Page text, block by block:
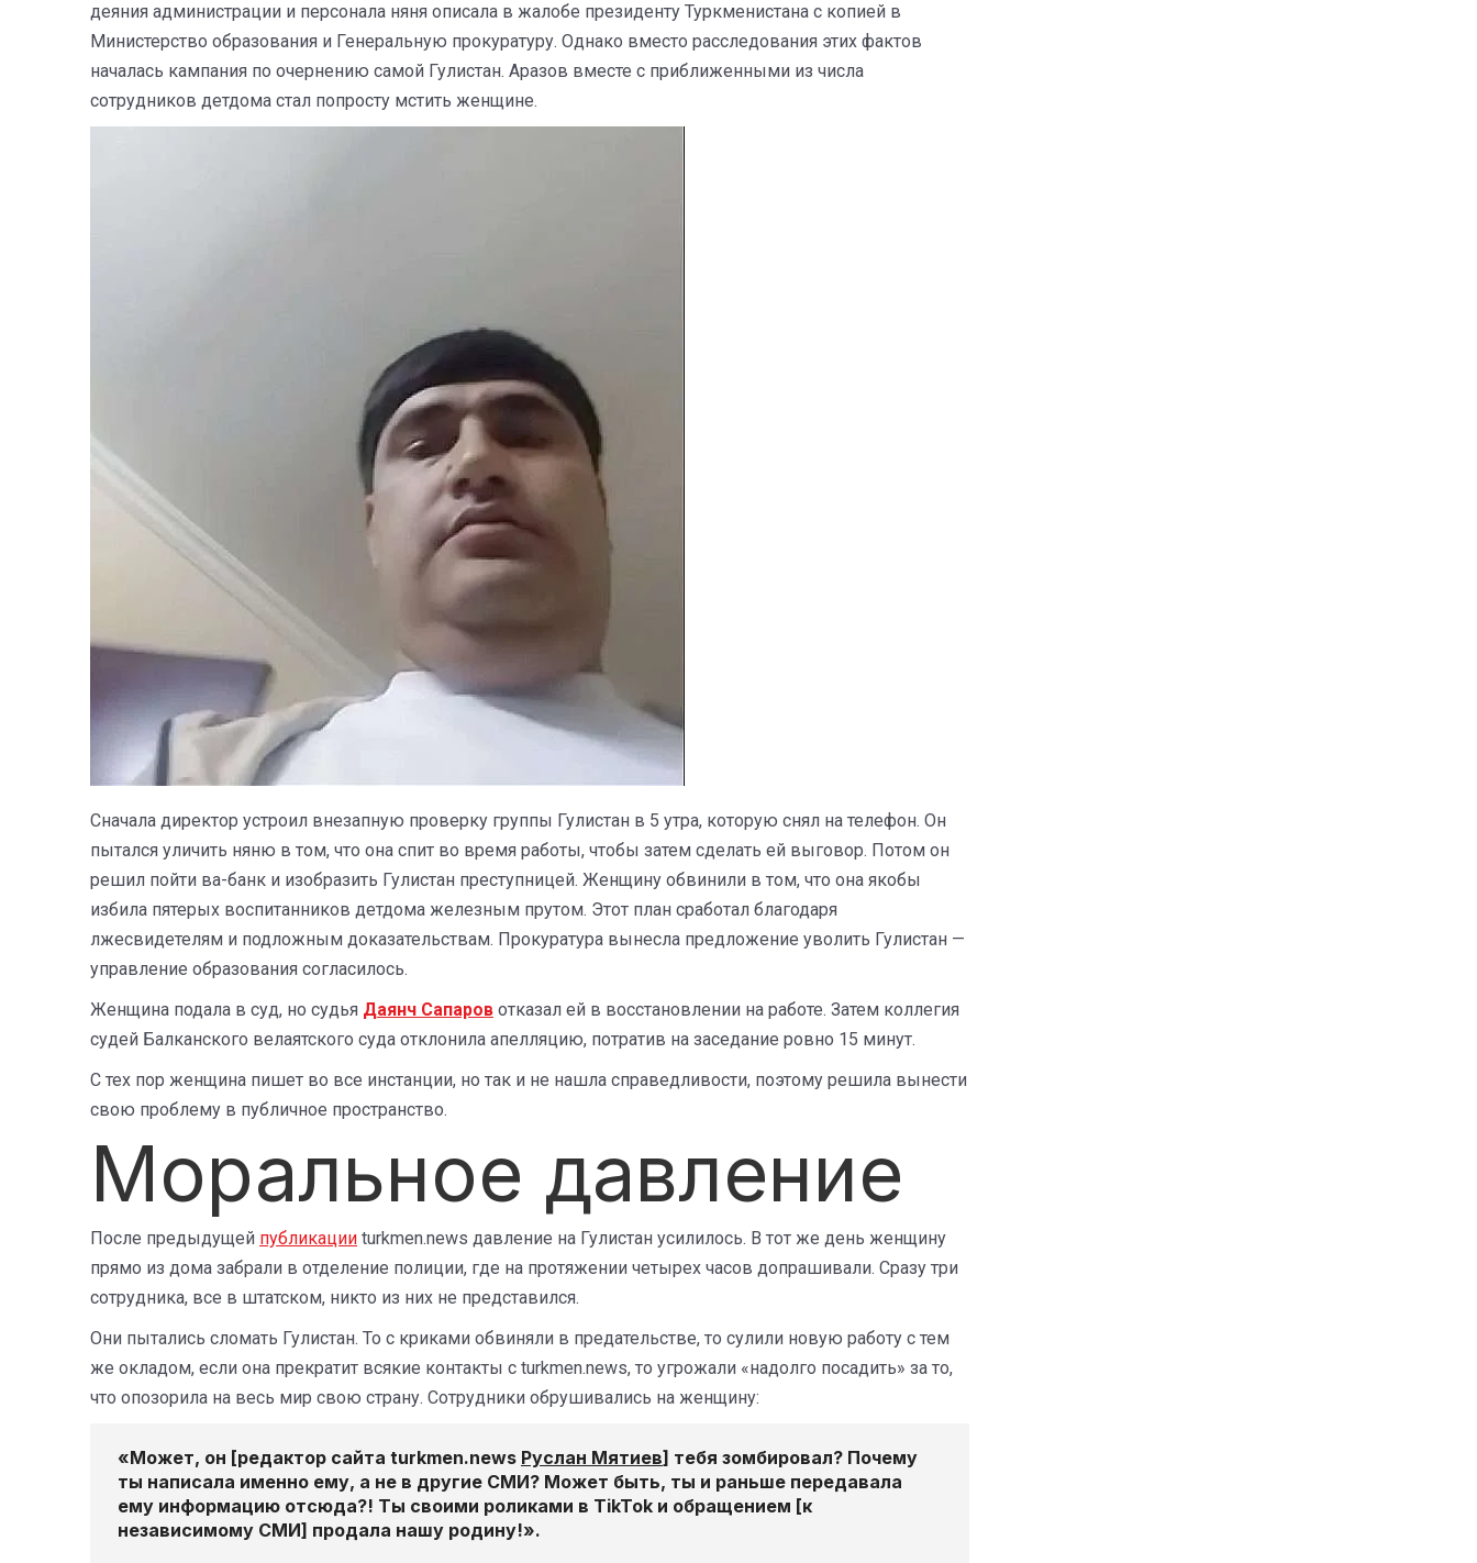
деяния администрации и персонала няня описала в жалобе президенту Туркменистана с копией в
Министерство образования и Генеральную прокуратуру. Однако вместо расследования этих фактов
началась кампания по очернению самой Гулистан. Аразов вместе с приближенными из числа
сотрудников детдома стал попросту мстить женщине.
Сначала директор устроил внезапную проверку группы Гулистан в 5 утра, которую снял на телефон. Он
пытался уличить няню в том, что она спит во время работы, чтобы затем сделать ей выговор. Потом он
решил пойти ва-банк и изобразить Гулистан преступницей. Женщину обвинили в том, что она якобы
избила пятерых воспитанников детдома железным прутом. Этот план сработал благодаря
лжесвидетелям и подложным доказательствам. Прокуратура вынесла предложение уволить Гулистан —
управление образования согласилось.
Женщина подала в суд, но судья Даянч Сапаров отказал ей в восстановлении на работе. Затем коллегия
судей Балканского велаятского суда отклонила апелляцию, потратив на заседание ровно 15 минут.
С тех пор женщина пишет во все инстанции, но так и не нашла справедливости, поэтому решила вынести
свою проблему в публичное пространство.
Моральное давление
После предыдущей публикации turkmen.news давление на Гулистан усилилось. В тот же день женщину
прямо из дома забрали в отделение полиции, где на протяжении четырех часов допрашивали. Сразу три
сотрудника, все в штатском, никто из них не представился.
Они пытались сломать Гулистан. То с криками обвиняли в предательстве, то сулили новую работу с тем
же окладом, если она прекратит всякие контакты с turkmen.news, то угрожали «надолго посадить» за то,
что опозорила на весь мир свою страну. Сотрудники обрушивались на женщину:
«Может, он [редактор сайта turkmen.news Руслан Мятиев] тебя зомбировал? Почему
ты написала именно ему, а не в другие СМИ? Может быть, ты и раньше передавала
ему информацию отсюда?! Ты своими роликами в TikTok и обращением [к
независимому СМИ] продала нашу родину!».